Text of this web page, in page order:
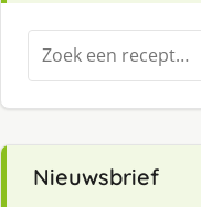
Zoeken
naar:
Nieuwsbrief